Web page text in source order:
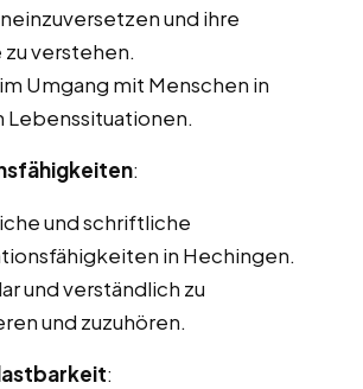
und ihre
verstehen.
Umgang mit Menschen in
Lebenssituationen.
:
und schriftliche
in Hechingen.
und verständlich zu
und zuzuhören.
: